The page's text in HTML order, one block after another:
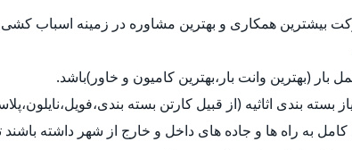
همکاری و بهترین مشاوره در زمینه اسباب کشی
بار (بهترین وانت بار،بهترین کامیون و خاور)باشد.
بسته بندی اثاثیه (از قبیل کارتن بسته
به راه ها و جاده های داخل و خارج از شهر داشته باشند